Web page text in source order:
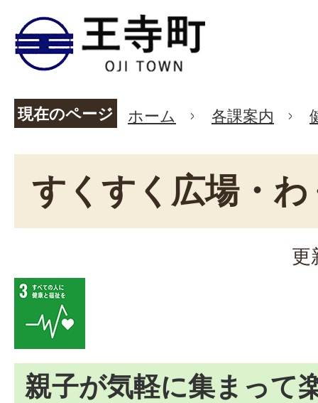
現在のページ ホーム 各課案内
すくすく広場・
更
親子が気軽に集まって